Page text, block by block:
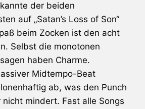
der beiden
auf „Satan’s Loss of Son“
beim Zocken ist den acht
Selbst die monotonen
haben Charme.
Midtempo-Beat
ab, was den Punch
mindert. Fast alle Songs